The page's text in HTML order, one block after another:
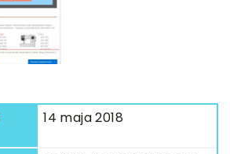
14 maja 2018